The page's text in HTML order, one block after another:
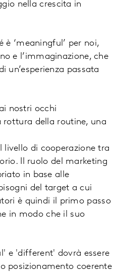
nella crescita in
‘meaningful’ per noi,
e l’immaginazione, che
un’esperienza passata
nostri occhi
rottura della routine, una
livello di cooperazione tra
Il ruolo del marketing
in base alle
del target a cui
è quindi il primo passo
in modo che il suo
e 'different' dovrà essere
posizionamento coerente